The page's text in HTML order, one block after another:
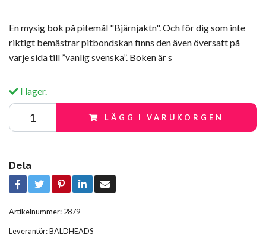
En mysig bok på pitemål "Bjärnjaktn". Och för dig som inte
riktigt bemästrar pitbondskan finns den även översatt på
varje sida till ”vanlig svenska”. Boken är s
I lager.
LÄGG I VARUKORGEN
Dela
Artikelnummer: 2879
Leverantör:BALDHEADS